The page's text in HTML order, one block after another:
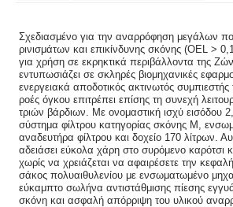
Σχεδιασμένο για την αναρρόφηση μεγάλων
ρινισμάτων και επικίνδυνης σκόνης (OEL >
για χρήση σε εκρηκτικά περιβάλλοντα της
εντυπωσιάζει σε σκληρές βιομηχανικές
ενεργειακά αποδοτικός ακτινωτός
ροές όγκου επιτρέπει επίσης τη συνεχή
τριών βάρδιων. Με ονομαστική ισχύ εισόδου
σύστημα φίλτρου κατηγορίας σκόνης M,
αναδευτήρα φίλτρου και δοχείο 170 λίτρων.
αδειάσει εύκολα χάρη στο συρόμενο καρότσι
χωρίς να χρειάζεται να αφαιρέσετε την
σάκος πολυαιθυλενίου με ενσωματωμένο
εύκαμπτο σωλήνα αντιστάθμισης πίεσης
σκόνη και ασφαλή απόρριψη του υλικού